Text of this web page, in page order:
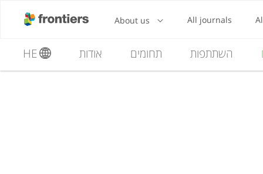
השתתפות תחומים אודות HE